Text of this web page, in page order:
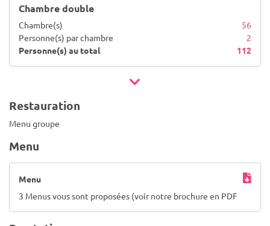
Chambre double
Chambre(s)
56
Personne(s) par chambre
2
Personne(s) au total
112
Restauration
Menu groupe
Menu
Menu
3 Menus vous sont proposées (voir notre brochure en PDF